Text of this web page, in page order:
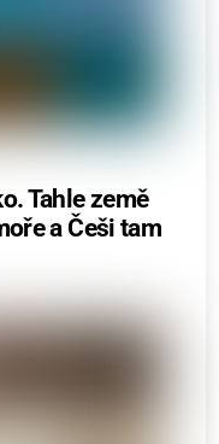
Tahle země
a Češi tam